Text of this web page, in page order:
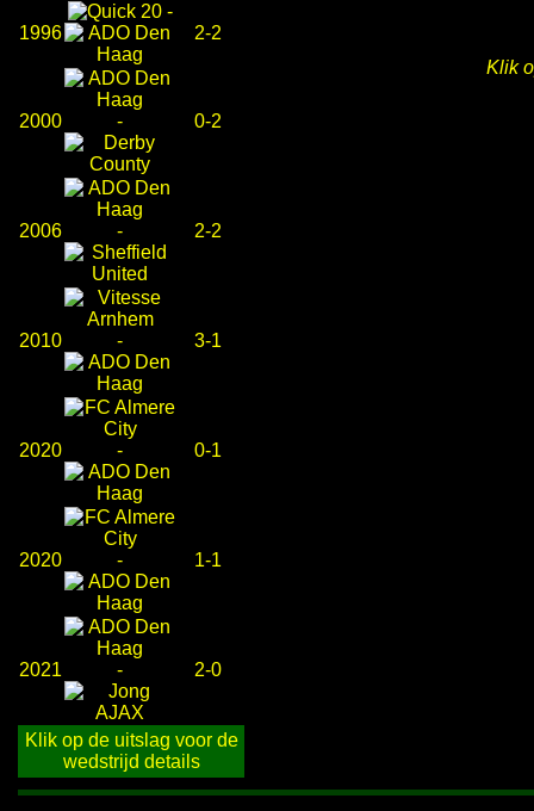
1996
-
2-2
2000 - 0-2
2006 - 2-2
2010 - 3-1
2020 - 0-1
2020 - 1-1
2021 - 2-0
Klik op de uitslag voor de
wedstrijd details
Klik